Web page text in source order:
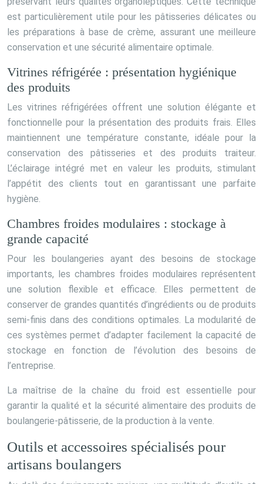
est particulièrement utile pour les pâtisseries délicates ou
les préparations à base de crème, assurant une meilleure
conservation et une sécurité alimentaire optimale.
Vitrines réfrigérée : présentation hygiénique
des produits
Les vitrines réfrigérées offrent une solution élégante et
fonctionnelle pour la présentation des produits frais. Elles
maintiennent une température constante, idéale pour la
conservation des pâtisseries et des produits traiteur.
L’éclairage intégré met en valeur les produits, stimulant
l’appétit des clients tout en garantissant une parfaite
hygiène.
Chambres froides modulaires : stockage à
grande capacité
Pour les boulangeries ayant des besoins de stockage
importants, les chambres froides modulaires représentent
une solution flexible et efficace. Elles permettent de
conserver de grandes quantités d’ingrédients ou de produits
semi-finis dans des conditions optimales. La modularité de
ces systèmes permet d’adapter facilement la capacité de
stockage en fonction de l’évolution des besoins de
l’entreprise.
La maîtrise de la chaîne du froid est essentielle pour
garantir la qualité et la sécurité alimentaire des produits de
boulangerie-pâtisserie, de la production à la vente.
Outils et accessoires spécialisés pour
artisans boulangers